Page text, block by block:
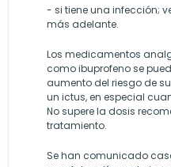
- si tiene una infección;
más adelante.
Los medicamentos
como ibuprofeno se
aumento del riesgo de
un ictus, en especial
No supere la dosis
tratamiento.
Se han comunicado